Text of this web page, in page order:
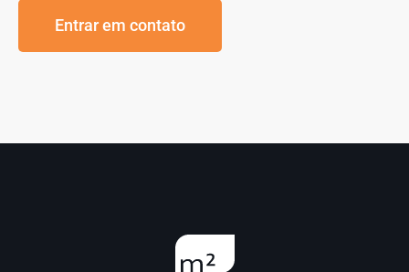
Entrar em contato